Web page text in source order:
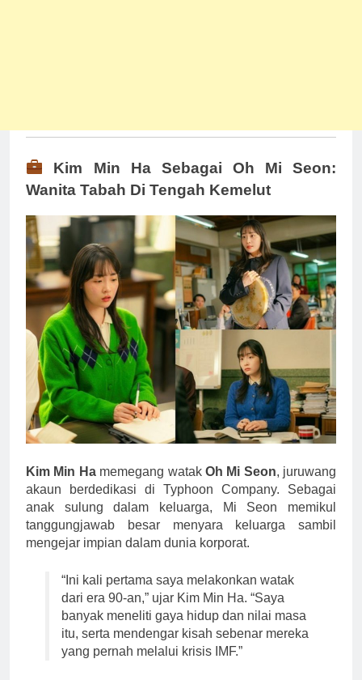
Kim Min Ha Sebagai Oh Mi Seon:
Wanita Tabah Di Tengah Kemelut
Kim Min Hamemegang watak Oh Mi Seon, juruwang
akaun berdedikasi di Typhoon Company. Sebagai
anak sulung dalam keluarga, Mi Seon memikul
tanggungjawab besar menyara keluarga sambil
mengejar impian dalam dunia korporat.
“Ini kali pertama saya melakonkan watak
dari era 90-an,” ujar Kim Min Ha. “Saya
banyak meneliti gaya hidup dan nilai masa
itu, serta mendengar kisah sebenar mereka
yang pernah melalui krisis IMF.”